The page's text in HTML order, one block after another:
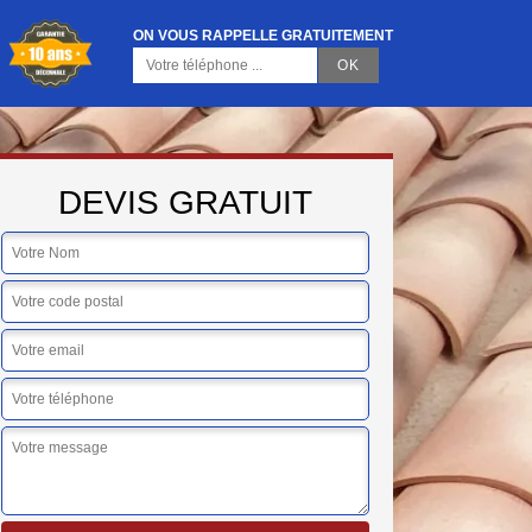
ON VOUS RAPPELLE GRATUITEMENT
DEVIS GRATUIT